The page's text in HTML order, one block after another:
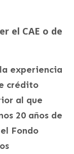
el CAE o de
experiencia
crédito
al que
20 años de
Fondo